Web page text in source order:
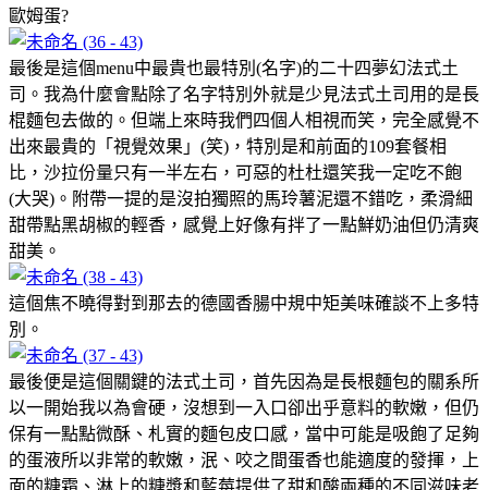
歐姆蛋?
最後是這個menu中最貴也最特別(名字)的二十四夢幻法式土
司。我為什麼會點除了名字特別外就是少見法式土司用的是長
棍麵包去做的。但端上來時我們四個人相視而笑，完全感覺不
出來最貴的「視覺效果」(笑)，特別是和前面的109套餐相
比，沙拉份量只有一半左右，可惡的杜杜還笑我一定吃不飽
(大哭)。附帶一提的是沒拍獨照的馬玲薯泥還不錯吃，柔滑細
甜帶點黑胡椒的輕香，感覺上好像有拌了一點鮮奶油但仍清爽
甜美。
這個焦不曉得對到那去的德國香腸中規中矩美味確談不上多特
別。
最後便是這個關鍵的法式土司，首先因為是長根麵包的關系所
以一開始我以為會硬，沒想到一入口卻出乎意料的軟嫩，但仍
保有一點點微酥、札實的麵包皮口感，當中可能是吸飽了足夠
的蛋液所以非常的軟嫩，泯、咬之間蛋香也能適度的發揮，上
面的糖霜、淋上的糖漿和藍莓提供了甜和酸兩種的不同滋味老